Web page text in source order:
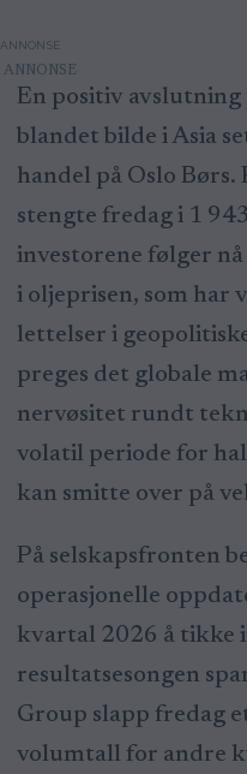
ANNONSE
En positiv avslutning
blandet bilde i Asia
handel på Oslo Børs.
stengte fredag i 1
investorene følger
i oljeprisen, som har
lettelser i
preges det globale
nervøsitet rundt
volatil periode for
kan smitte over på
På selskapsfronten
operasjonelle
kvartal 2026 å tikke
resultatsesongen
Group slapp fredag
volumtall for andre